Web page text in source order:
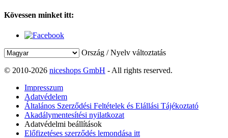
Kövessen minket itt:
Ország / Nyelv változtatás
© 2010-2026 niceshops GmbH - All rights reserved.
Impresszum
Adatvédelem
Általános Szerződési Feltételek és Elállási Tájékoztató
Akadálymentesítési nyilatkozat
Adatvédelmi beállítások
Előfizetéses szerződés lemondása itt